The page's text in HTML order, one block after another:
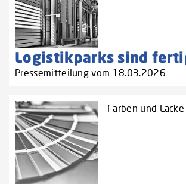
Logistikparks sind
Pressemitteilung vom 18.03.2026
Farben und